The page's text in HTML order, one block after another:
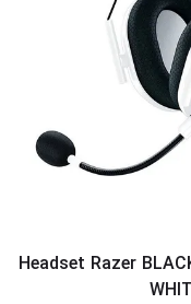
Headset Razer